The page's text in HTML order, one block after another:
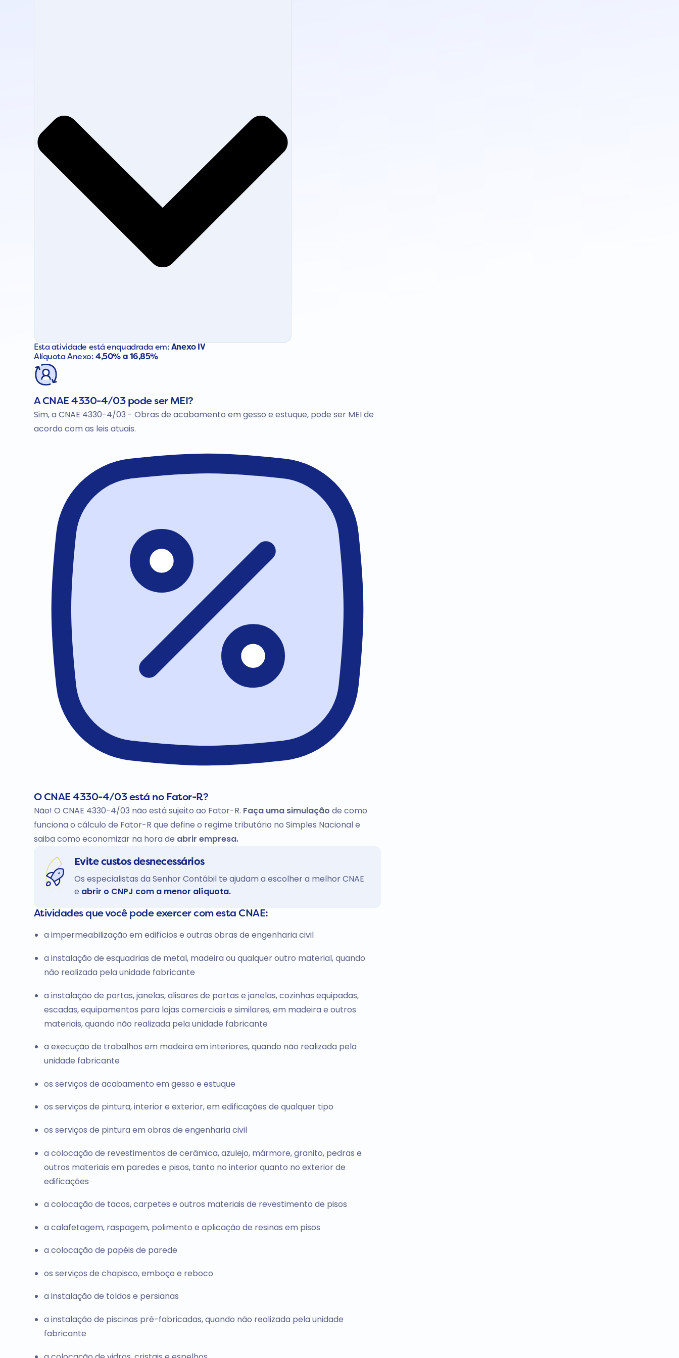
Esta atividade está enquadrada em: Anexo IV
Alíquota Anexo:4,50% a 16,85%
A CNAE 4330-4/03 pode ser MEI?
Sim, a CNAE 4330-4/03 - Obras de acabamento em gesso e estuque, pode ser MEI de
acordo com as leis atuais.
O CNAE 4330-4/03 está no Fator-R?
Não! O CNAE 4330-4/03 não está sujeito ao Fator-R. Faça uma simulação de como
funciona o cálculo de Fator-R que define o regime tributário no Simples Nacional e
saiba como economizar na hora de abrir empresa.
Evite custos desnecessários
Os especialistas da Senhor Contábil te ajudam a escolher a melhor CNAE
e abrir o CNPJ com a menor alíquota.
Atividades que você pode exercer com esta CNAE:
a impermeabilização em edifícios e outras obras de engenharia civil
a instalação de esquadrias de metal, madeira ou qualquer outro material, quando
não realizada pela unidade fabricante
a instalação de portas, janelas, alisares de portas e janelas, cozinhas equipadas,
escadas, equipamentos para lojas comerciais e similares, em madeira e outros
materiais, quando não realizada pela unidade fabricante
a execução de trabalhos em madeira em interiores, quando não realizada pela
unidade fabricante
os serviços de acabamento em gesso e estuque
os serviços de pintura, interior e exterior, em edificações de qualquer tipo
os serviços de pintura em obras de engenharia civil
a colocação de revestimentos de cerâmica, azulejo, mármore, granito, pedras e
outros materiais em paredes e pisos, tanto no interior quanto no exterior de
edificações
a colocação de tacos, carpetes e outros materiais de revestimento de pisos
a calafetagem, raspagem, polimento e aplicação de resinas em pisos
a colocação de papéis de parede
os serviços de chapisco, emboço e reboco
a instalação de toldos e persianas
a instalação de piscinas pré-fabricadas, quando não realizada pela unidade
fabricante